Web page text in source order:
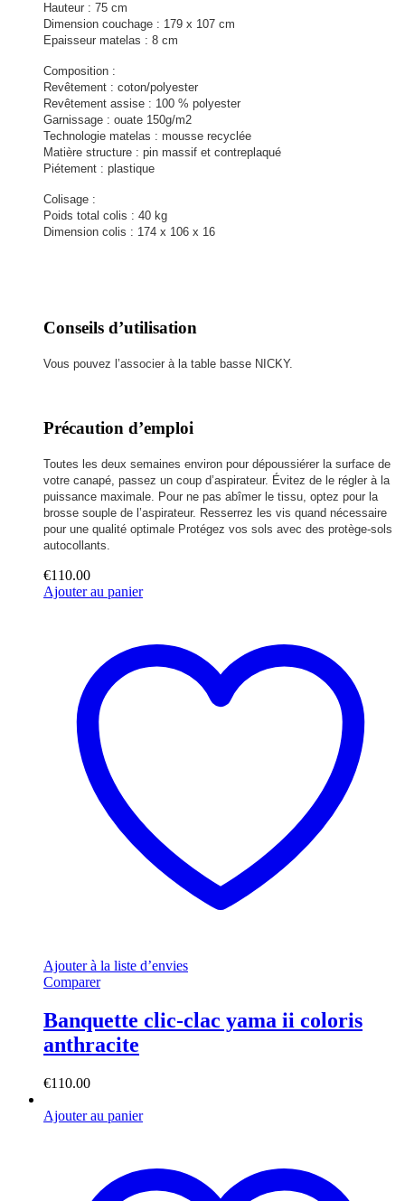
Hauteur : 75 cm
Dimension couchage : 179 x 107 cm
Epaisseur matelas : 8 cm
Composition :
Revêtement : coton/polyester
Revêtement assise : 100 % polyester
Garnissage : ouate 150g/m2
Technologie matelas : mousse recyclée
Matière structure : pin massif et contreplaqué
Piétement : plastique
Colisage :
Poids total colis : 40 kg
Dimension colis : 174 x 106 x 16
Conseils d’utilisation
Vous pouvez l’associer à la table basse NICKY.
Précaution d’emploi
Toutes les deux semaines environ pour dépoussiérer la surface de
votre canapé, passez un coup d’aspirateur. Évitez de le régler à la
puissance maximale. Pour ne pas abîmer le tissu, optez pour la
brosse souple de l’aspirateur. Resserrez les vis quand nécessaire
pour une qualité optimale Protégez vos sols avec des protège-sols
autocollants.
€110.00
Ajouter au panier
Ajouter à la liste d’envies
Comparer
Banquette clic-clac yama ii coloris
anthracite
€110.00
Ajouter au panier